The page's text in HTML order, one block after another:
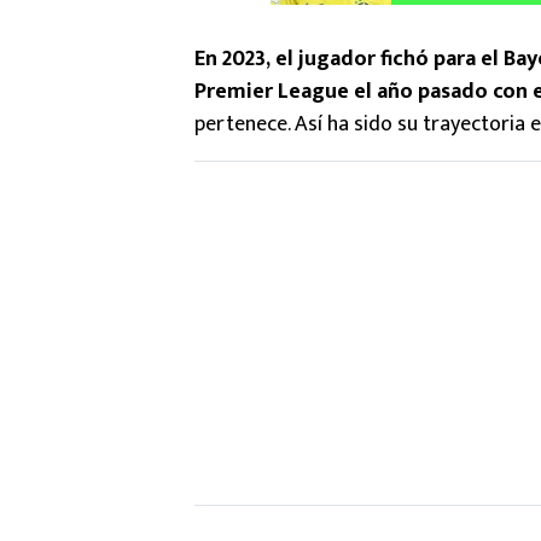
En 2023, el jugador fichó para el
Premier League el año pasado con
pertenece. Así ha sido su trayectoria